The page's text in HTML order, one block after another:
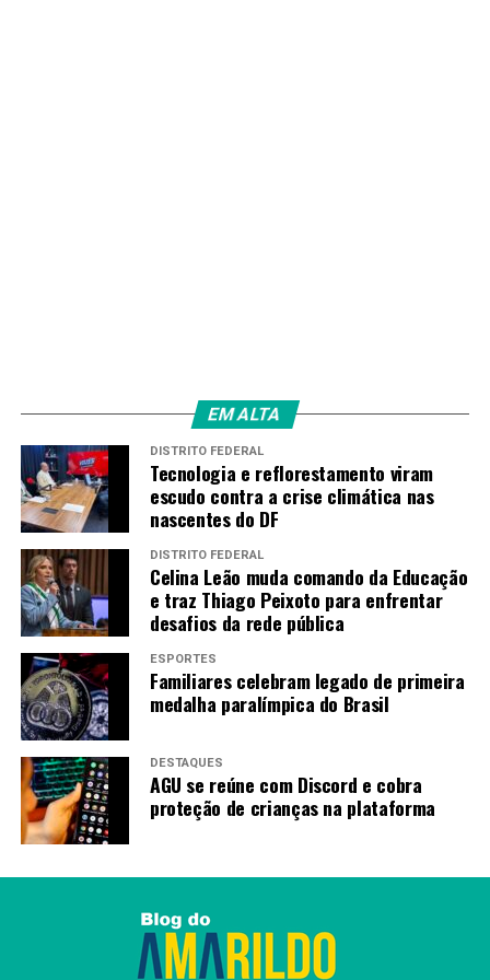
EM ALTA
DISTRITO FEDERAL
Tecnologia e reflorestamento viram
escudo contra a crise climática nas
nascentes do DF
DISTRITO FEDERAL
Celina Leão muda comando da Educação
e traz Thiago Peixoto para enfrentar
desafios da rede pública
ESPORTES
Familiares celebram legado de primeira
medalha paralímpica do Brasil
DESTAQUES
AGU se reúne com Discord e cobra
proteção de crianças na plataforma